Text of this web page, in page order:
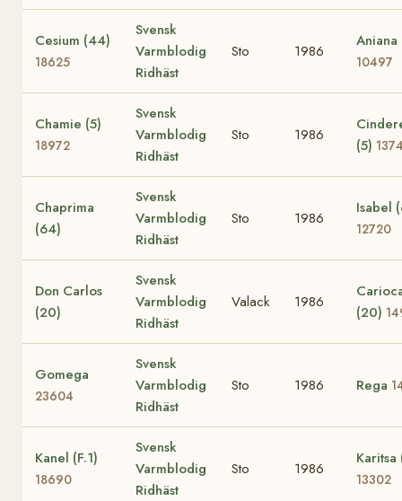
Cesium (44)
18625
Svensk
Varmblodig
Ridhäst
Sto 1986
10497
Chamie (5)
18972
Svensk
Varmblodig
Ridhäst
Sto 1986
(5)
Chaprima
(64)
Svensk
Varmblodig
Ridhäst
Sto 1986
Isabel
12720
Don Carlos
(20)
Svensk
Varmblodig
Ridhäst
Valack 1986
(20)
Gomega
23604
Svensk
Varmblodig
Ridhäst
Sto 1986 Rega
Kanel (F.1)
18690
Svensk
Varmblodig
Ridhäst
Sto 1986
Karitsa
13302